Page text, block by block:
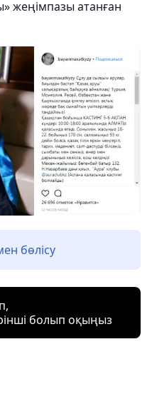
жеңімпазы атанған
бөлісу
болып оқыңыз